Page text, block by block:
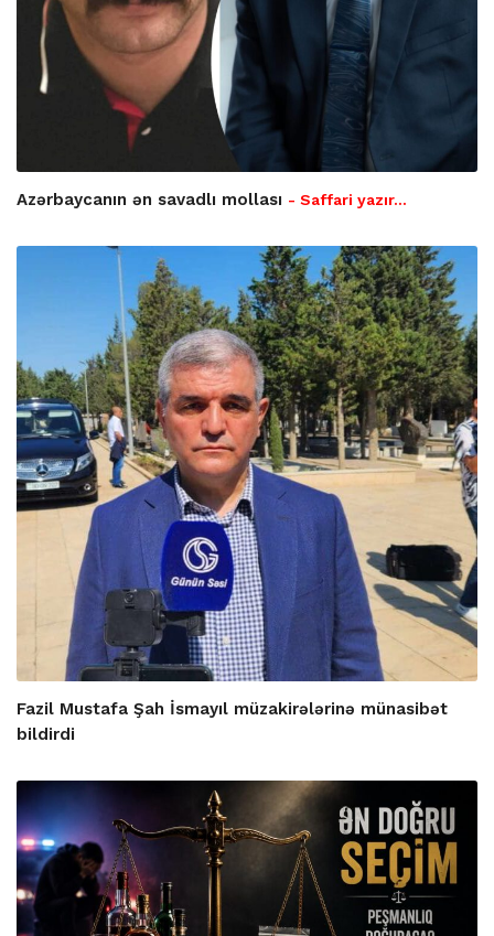
Azərbaycanın ən savadlı mollası - Saffari yazır…
Fazil Mustafa Şah İsmayıl müzakirələrinə münasibət
bildirdi